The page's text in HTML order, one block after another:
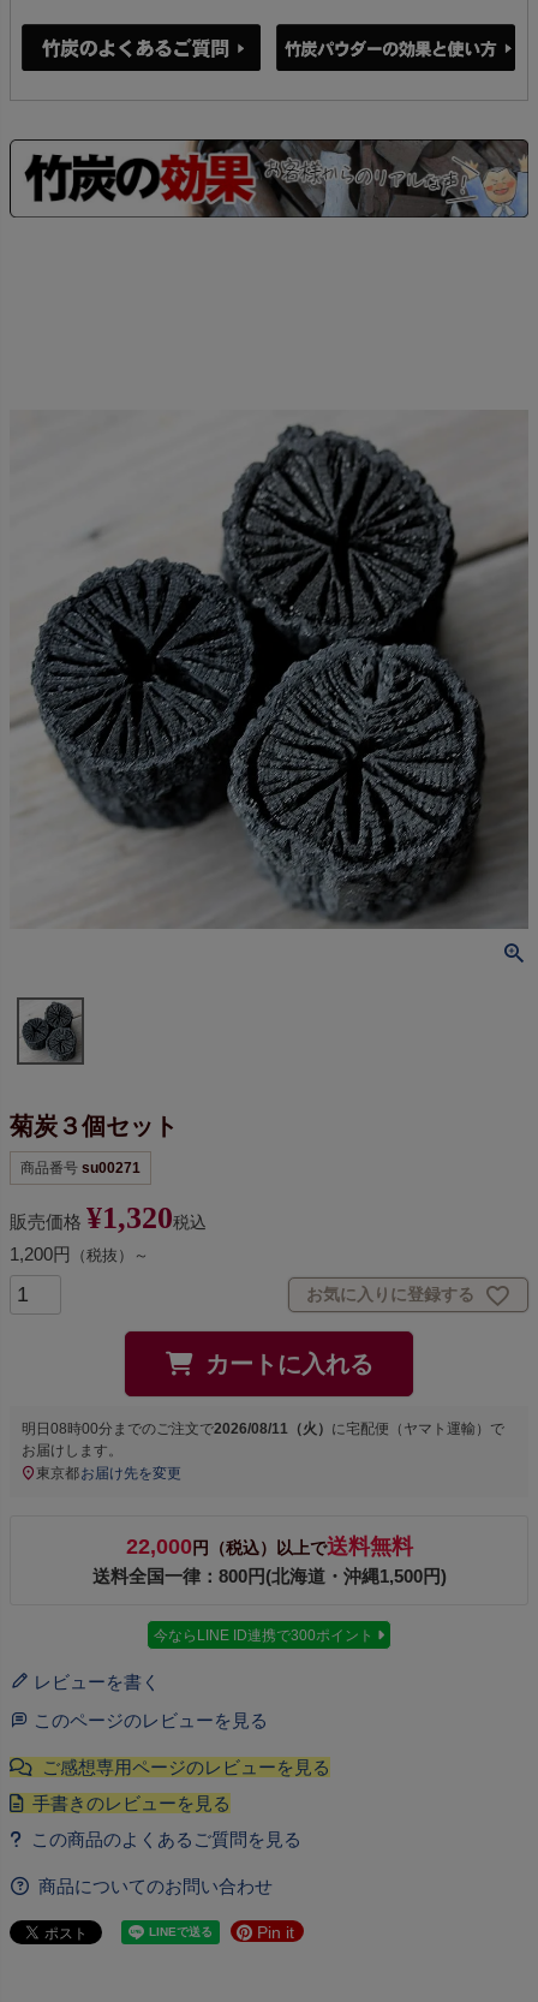
菊炭３個セット
商品番号 su00271
販売価格 ¥1,320税込
1,200円 （税抜）～
お気に入りに登録する
カートに入れる
明日 08時00分 までのご注文で2026/08/11（火） に宅配便（ヤマト運輸） で
お届けします。
東京都お届け先を変更
22,000円（税込）以上で送料無料
送料全国一律：800円(北海道・沖縄1,500円)
今ならLINE ID連携で300ポイント
レビューを書く
このページのレビューを見る
商品についてのお問い合わせ
Pin it